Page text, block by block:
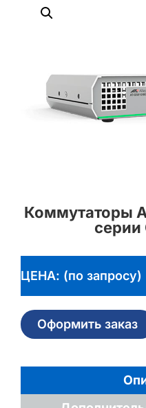
Коммутаторы
серии
ЦЕНА: (по запросу)
Оформить заказ